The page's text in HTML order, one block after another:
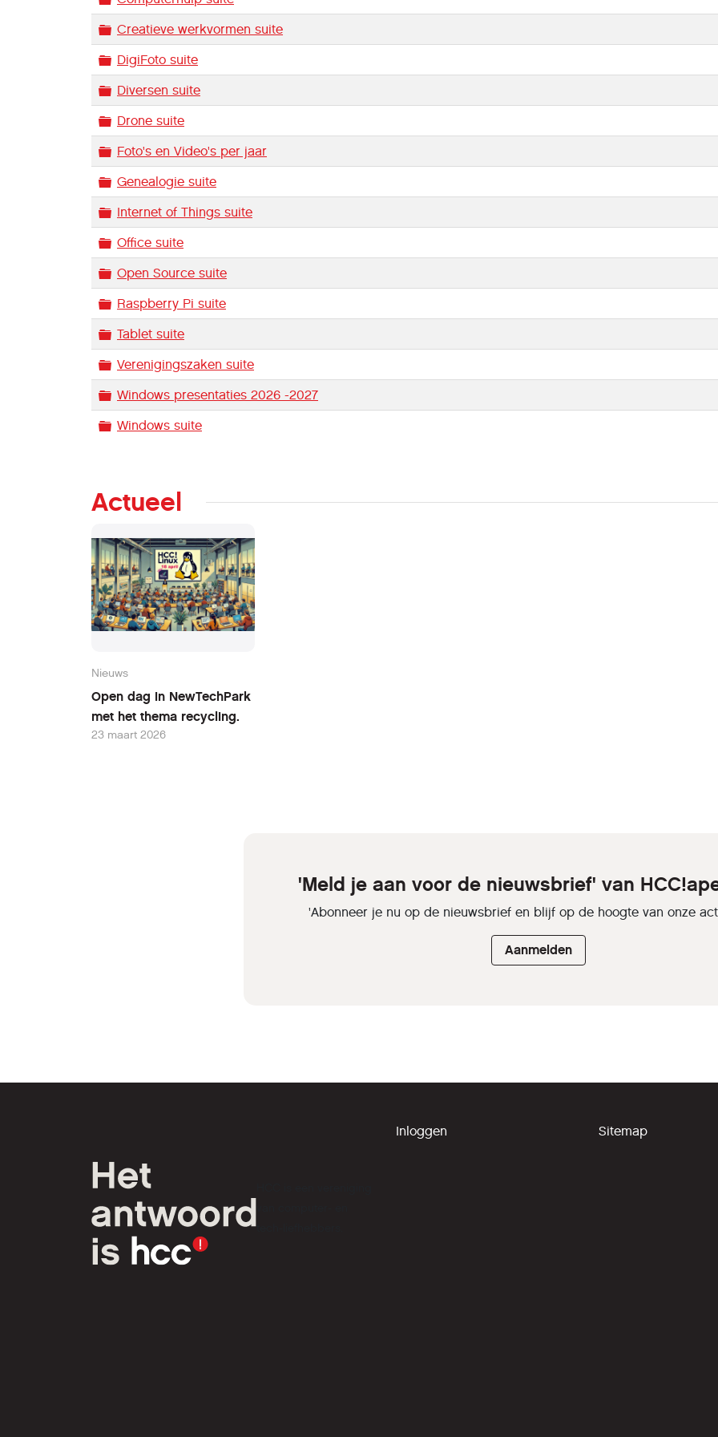
Map
Creatieve werkvormen suite
Map
DigiFoto suite
Map
Diversen suite
Map
Drone suite
Map
Foto's en Video's per jaar
Map
Genealogie suite
Map
Internet of Things suite
Map
Office suite
Map
Open Source suite
Map
Raspberry Pi suite
Map
Tablet suite
Map
Verenigingszaken suite
Map
Windows presentaties 2026 -2027
Map
Windows suite
Actueel
Nieuws
Open dag in NewTechPark
met het thema recycling.
23 maart 2026
'Meld je aan voor de nieuwsbrief' van
'Abonneer je nu op de nieuwsbrief en blijf op de hoogte van onze
Aanmelden
tech-liefhebbers.
Inloggen Sitemap